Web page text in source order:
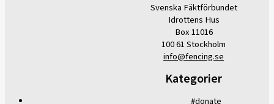
Svenska Fäktförbundet
Idrottens Hus
Box 11016
100 61 Stockholm
info@fencing.se
Kategorier
#donate